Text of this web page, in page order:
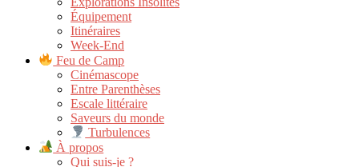
Équipement
Itinéraires
Week-End
Feu de Camp
Cinémascope
Entre Parenthèses
Escale littéraire
Saveurs du monde
Turbulences
À propos
Qui suis-je ?